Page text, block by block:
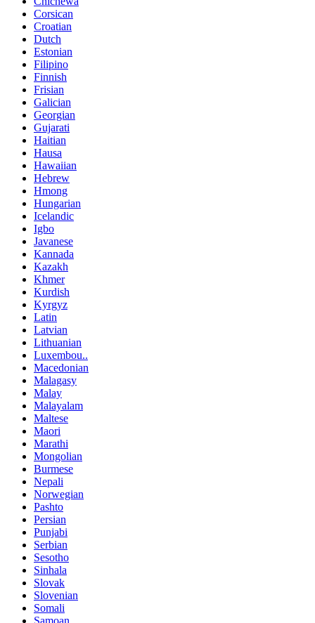
Corsican
Croatian
Dutch
Estonian
Filipino
Finnish
Frisian
Galician
Georgian
Gujarati
Haitian
Hausa
Hawaiian
Hebrew
Hmong
Hungarian
Icelandic
Igbo
Javanese
Kannada
Kazakh
Khmer
Kurdish
Kyrgyz
Latin
Latvian
Lithuanian
Luxembou..
Macedonian
Malagasy
Malay
Malayalam
Maltese
Maori
Marathi
Mongolian
Burmese
Nepali
Norwegian
Pashto
Persian
Punjabi
Serbian
Sesotho
Sinhala
Slovak
Slovenian
Somali
Samoan